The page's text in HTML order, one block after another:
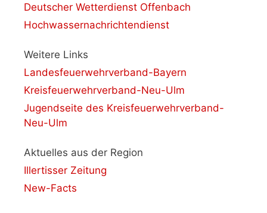
Deutscher Wetterdienst Offenbach
Hochwassernachrichtendienst
Weitere Links
Landesfeuerwehrverband-Bayern
Kreisfeuerwehrverband-Neu-Ulm
Jugendseite des Kreisfeuerwehrverband-
Neu-Ulm
Aktuelles aus der Region
Illertisser Zeitung
New-Facts